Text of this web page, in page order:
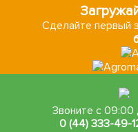
Сделайте первый
Звоните с 09:00
0 (44) 333-49-